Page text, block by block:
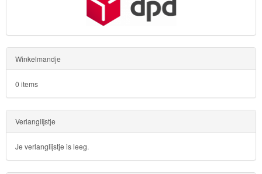
de
bouwer
SpongeBob
Star
Wars
Skylanders
Winkelmandje
0 items
Verlanglijstje
Je verlanglijstje is leeg.